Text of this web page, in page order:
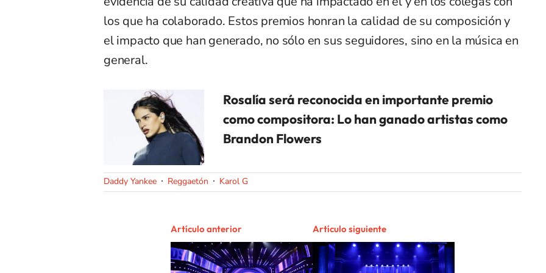
los que ha colaborado. Estos premios honran la calidad de su composición y
el impacto que han generado, no sólo en sus seguidores, sino en la música en
general.
Rosalía será reconocida en importante premio
como compositora: Lo han ganado artistas como
Brandon Flowers
Daddy Yankee Reggaetón Karol G
Artículo anterior Artículo siguiente